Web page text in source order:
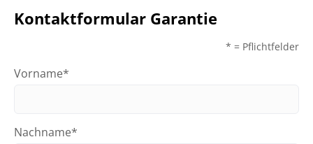
Kontaktformular Garantie
* = Pflichtfelder
Vorname*
Nachname*